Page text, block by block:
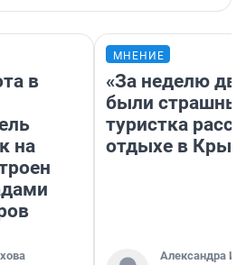
в
на
МНЕНИЕ
«За неделю
были
туристка
отдыхе в
Александра